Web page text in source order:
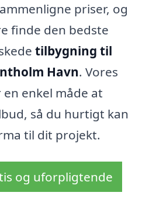
priser, og
finde den bedste
tilbygning til
Havn. Vores
enkel måde at
så du hurtigt kan
til dit projekt.
og uforpligtende